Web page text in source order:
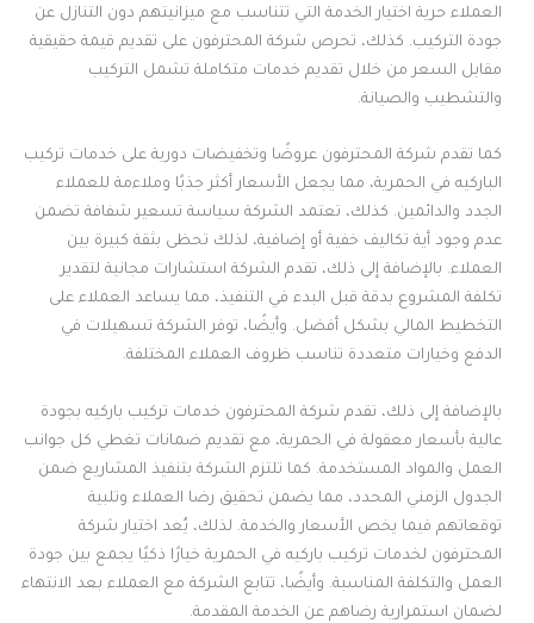
العملاء حرية اختيار الخدمة التي تتناسب مع ميزانيتهم دون التنازل عن
جودة التركيب. كذلك، تحرص شركة المحترفون على تقديم قيمة حقيقية
مقابل السعر من خلال تقديم خدمات متكاملة تشمل التركيب
والتشطيب والصيانة.
كما تقدم شركة المحترفون عروضًا وتخفيضات دورية على خدمات تركيب
الباركيه في الحمرية، مما يجعل الأسعار أكثر جذبًا وملاءمة للعملاء
الجدد والدائمين. كذلك، تعتمد الشركة سياسة تسعير شفافة تضمن
عدم وجود أية تكاليف خفية أو إضافية، لذلك تحظى بثقة كبيرة بين
العملاء. بالإضافة إلى ذلك، تقدم الشركة استشارات مجانية لتقدير
تكلفة المشروع بدقة قبل البدء في التنفيذ، مما يساعد العملاء على
التخطيط المالي بشكل أفضل. وأيضًا، توفر الشركة تسهيلات في
الدفع وخيارات متعددة تناسب ظروف العملاء المختلفة.
بالإضافة إلى ذلك، تقدم شركة المحترفون خدمات تركيب باركيه بجودة
عالية بأسعار معقولة في الحمرية، مع تقديم ضمانات تغطي كل جوانب
العمل والمواد المستخدمة. كما تلتزم الشركة بتنفيذ المشاريع ضمن
الجدول الزمني المحدد، مما يضمن تحقيق رضا العملاء وتلبية
توقعاتهم فيما يخص الأسعار والخدمة. لذلك، يُعد اختيار شركة
المحترفون لخدمات تركيب باركيه في الحمرية خيارًا ذكيًا يجمع بين جودة
العمل والتكلفة المناسبة. وأيضًا، تتابع الشركة مع العملاء بعد الانتهاء
لضمان استمرارية رضاهم عن الخدمة المقدمة.